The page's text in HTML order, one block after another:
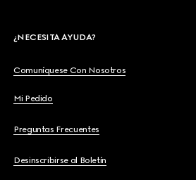
¿NECESITA AYUDA?
Comuníquese Con Nosotros
Mi Pedido
Preguntas Frecuentes
Desinscribirse al Boletín